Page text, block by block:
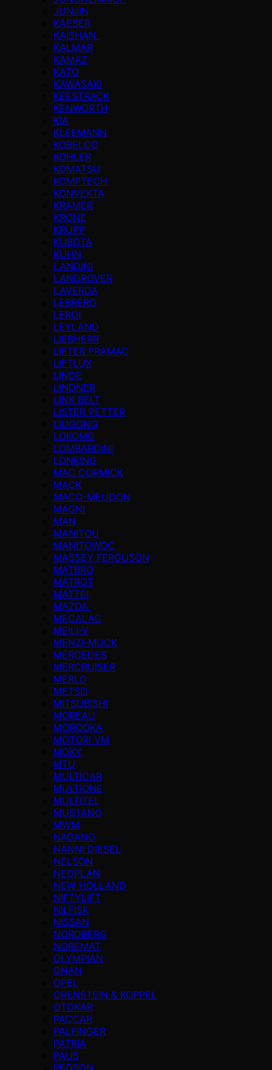
JUNJIN
KAESER
KAISHAN
KALMAR
KAMAZ
KATO
KAWASAKI
KEESTRACK
KENWORTH
KIA
KLEEMANN
KOBELCO
KOHLER
KOMATSU
KOMPTECH
KONVEKTA
KRAMER
KRONE
KRUPP
KUBOTA
KUHN
LANDINI
LANDROVER
LAVERDA
LEBRERO
LEROI
LEYLAND
LIEBHERR
LIFTER PRAMAC
LIFTLUX
LINDE
LINDNER
LINK BELT
LISTER PETTER
LIUGONG
LOKOMO
LOMBARDINI
LONKING
MAC CORMICK
MACK
MACO-MEUDON
MAGNI
MAN
MANITOU
MANITOWOC
MASSEY FERGUSON
MATBRO
MATROT
MATTEI
MAZDA
MECALAC
MEILI-V
MENZI-MUCK
MERCEDES
MERCRUISER
MERLO
METSO
MITSUBISHI
MOREAU
MOROOKA
MOTORI VM
MOXY
MTU
MULTICAR
MULTIONE
MULTITEL
MUSTANG
MWM
NAGANO
NANNI DIESEL
NELSON
NEOPLAN
NEW HOLLAND
NIFTYLIFT
NILFISK
NISSAN
NORDBERG
NOREMAT
OLYMPIAN
ONAN
OPEL
ORENSTEIN & KOPPEL
OTOKAR
PACCAR
PALFINGER
PATRIA
PAUS
PEGSON